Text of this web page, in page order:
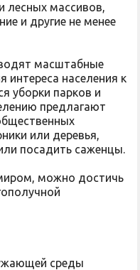
лесных массивов,
и другие не менее
масштабные
населения к
уборки парков и
предлагают
или деревья,
посадить саженцы.
можно достичь
среды